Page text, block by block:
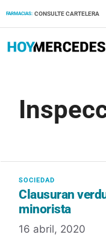
FARMACIAS: CONSULTE CARTELERA
Clausuran
minorista
16 abril, 2020